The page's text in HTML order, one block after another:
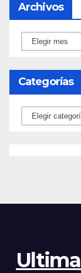
Archivos
Archivos
Categorías
Categorías